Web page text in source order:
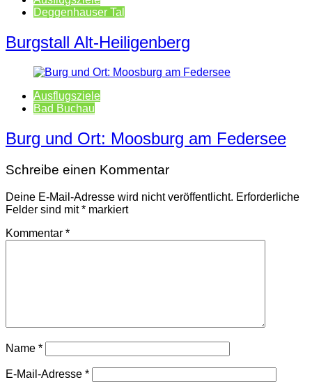
Deggenhauser Tal
Burgstall Alt-Heiligenberg
Ausflugsziele
Bad Buchau
Burg und Ort: Moosburg am Federsee
Schreibe einen Kommentar
Deine E-Mail-Adresse wird nicht veröffentlicht. Erforderliche
Felder sind mit* markiert
Kommentar *
Name *
E-Mail-Adresse *